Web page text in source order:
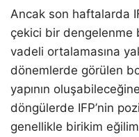
Ancak son haftalarda
çekici bir dengelenme
vadeli ortalamasına
dönemlerde görülen
yapının
döngülerde IFP’nin
genellikle birikim